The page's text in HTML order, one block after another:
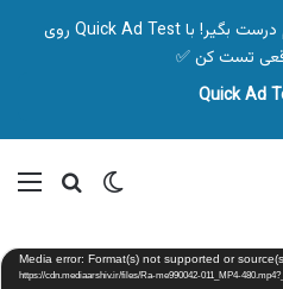
🎯 قبل از شروع کمپین، تصمیم درست بگیر! با Quick Ad Test روی
تست کن ✅
تغییر پوسته
Media error: Format(s) not supported or